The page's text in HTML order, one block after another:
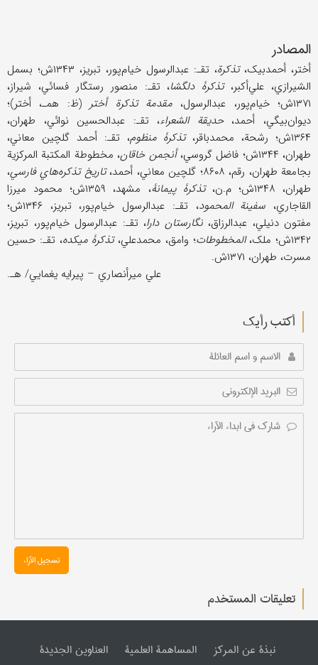
المصادر
أختر، أحمدبیک،تذکرة
، تقـ: عبدالرسول خیام‌پور، تبریز، ۱۳۴۳ش؛ بسمل
الشیرازي، علي‌أکبر،تذکرۀ دلگشا، تقـ: منصور رستگار فسائي، شیراز،
۱۳۷۱ش؛ خیام‌پور، عبدالرسول،
مقدمة تذکرة أختر(ظ: همـ، أختر)؛
دیوان‌بیگي، أحمد،حدیقة الشعراء، تقـ: عبدالحسین نوائي، طهران،
۱۳۶۴ش؛ رشحة، محمدباقر،
تذکرۀ منظوم، تقـ: أحمد گلچین معاني،
طهران، ۱۳۴۴ش؛ فاضل گروسي،
أنجمن خاقان، مخطوطة المکتبة المرکزیة
بجامعة طهران، رقم، ۸۶۰۸؛ گلچین معاني، أحمد،
تاریخ تذکره‌هاي فارسي،
طهران، ۱۳۴۸ش؛ م.ن،
تذکرۀ پیمانۀ
، مشهد، ۱۳۵۹ش؛ محمود میرزا
القاجاري، سفینة المحمود
، تقـ: عبدالرسول خیام‌پور، تبریز، ۱۳۴۶ش؛
مفتون دنیلي، عبدالرزاق،نگارستان دارا، تقـ: عبدالرسول خیام‌پور، تبریز،
۱۳۴۲ش؛ ملک،
المخطوطات؛ وامق، محمدعلي،تذکرۀ میکده، تقـ: حسین
مسرت، طهران، ۱۳۷۱ش.
علي میرأنصاري – پیرایه یغمایي/ هـ.
أکتب رأیك
تسجیل الآراء
تعليقات المستخدم
نبذة عن المرکز المساهمة العلمیة العناوین الجدیدة